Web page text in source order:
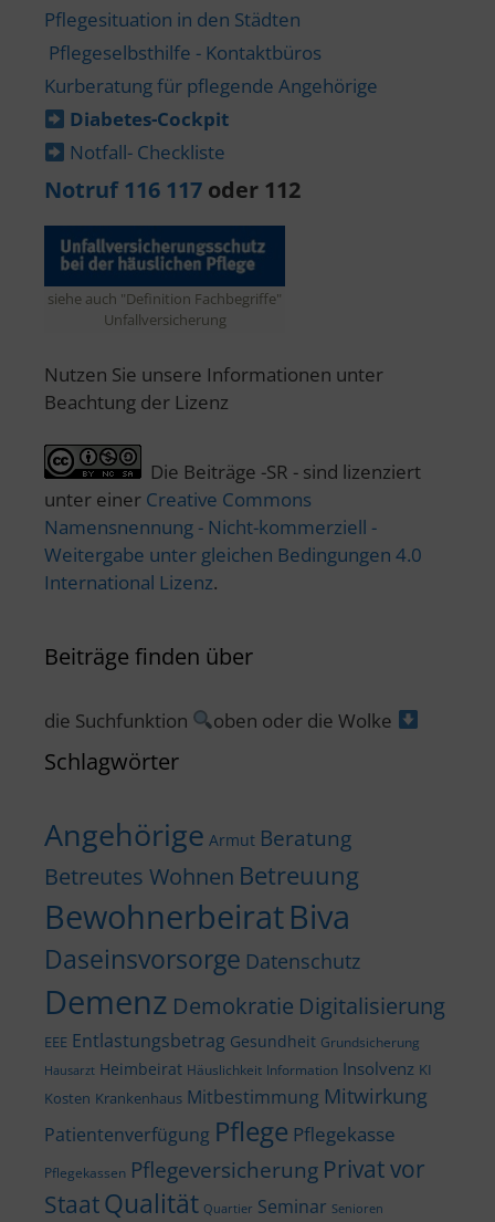
Pflegesituation in den Städten
Pflegeselbsthilfe - Kontaktbüros
Kurberatung für pflegende Angehörige
Diabetes-​Cockpit
Notfall- Checkliste
Notruf 116 117 oder 112
siehe auch "Definition Fachbegriffe"
Unfallversicherung
Nutzen Sie unsere Informationen unter
Beachtung der Lizenz
Die Beiträge -SR - sind lizenziert
unter einer Creative Commons
Namensnennung - Nicht-kommerziell -
Weitergabe unter gleichen Bedingungen 4.0
International Lizenz.
Beiträge finden über
die Suchfunktion oben oder die Wolke
Schlagwörter
Angehörige Armut Beratung
Betreutes Wohnen Betreuung
BewohnerbeiratBiva
Daseinsvorsorge Datenschutz
Demenz Demokratie Digitalisierung
EEE Entlastungsbetrag Gesundheit Grundsicherung
Hausarzt Heimbeirat Häuslichkeit Information Insolvenz KI
Kosten Krankenhaus Mitbestimmung Mitwirkung
Patientenverfügung Pflege Pflegekasse
Pflegekassen Pflegeversicherung Privat vor
StaatQualität Quartier Seminar Senioren